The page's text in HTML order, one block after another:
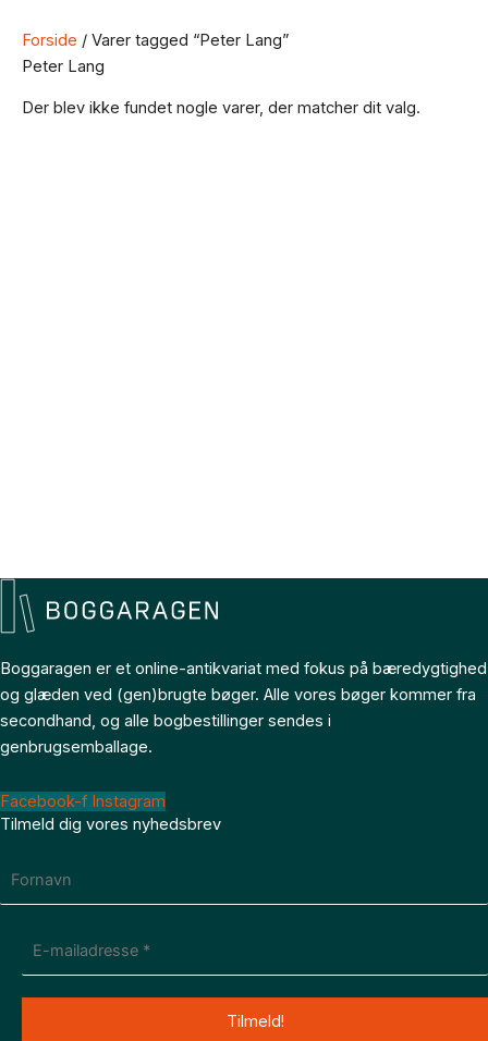
Forside / Varer tagged “Peter Lang”
Peter Lang
Der blev ikke fundet nogle varer, der matcher dit valg.
Boggaragen er et online-antikvariat med fokus på bæredygtighed
og glæden ved (gen)brugte bøger. Alle vores bøger kommer fra
secondhand, og alle bogbestillinger sendes i
genbrugsemballage.
Facebook-f Instagram
Tilmeld dig vores nyhedsbrev